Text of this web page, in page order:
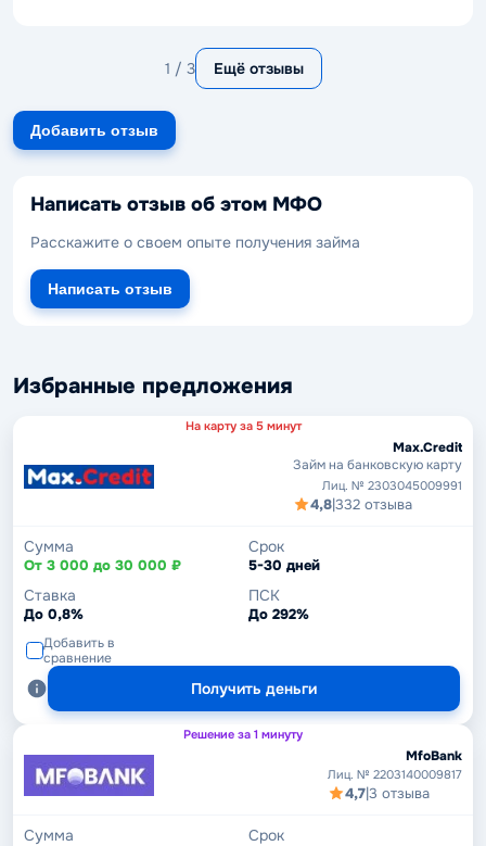
1 / 3 Ещё отзывы
Добавить отзыв
Написать отзыв об этом МФО
Расскажите о своем опыте получения займа
Написать отзыв
Избранные предложения
На карту за 5 минут
Max.Credit
Займ на банковскую карту
Лиц. № 2303045009991
4,8|332 отзыва
Сумма
От 3 000 до 30 000 ₽
Срок
5-30 дней
Ставка
До 0,8%
ПСК
До 292%
Добавить в
сравнение
Получить деньги
Решение за 1 минуту
MfoBank
Лиц. № 2203140009817
4,7|3 отзыва
Сумма Срок